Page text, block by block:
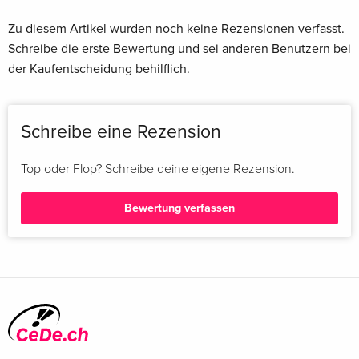
Zu diesem Artikel wurden noch keine Rezensionen verfasst.
Schreibe die erste Bewertung und sei anderen Benutzern bei
der Kaufentscheidung behilflich.
Schreibe eine Rezension
Top oder Flop? Schreibe deine eigene Rezension.
Bewertung verfassen